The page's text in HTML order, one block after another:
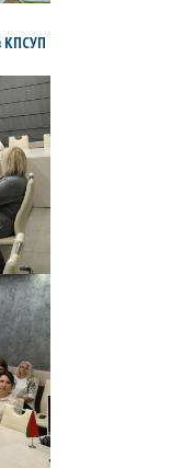
КПСУП